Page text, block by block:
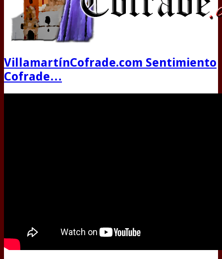
VillamartínCofrade.com Sentimiento
Cofrade…